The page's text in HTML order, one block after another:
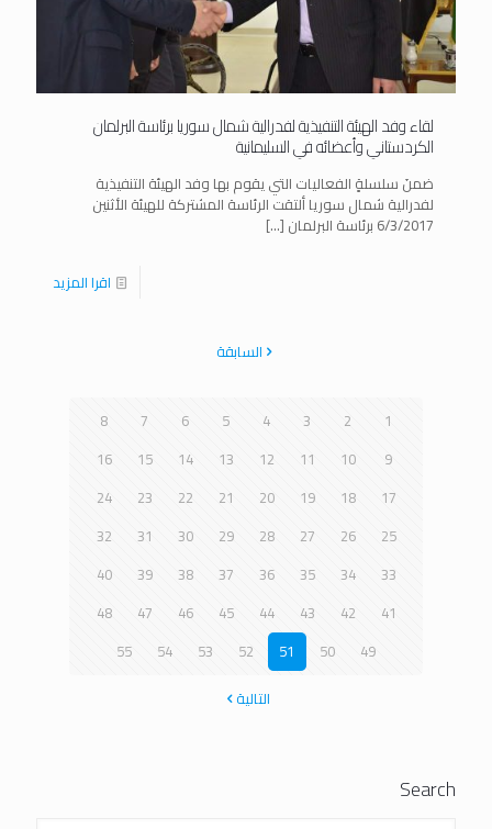
لقاء وفد الهيئة التنفيذية لفدرالية شمال سوريا برئاسة البرلمان
الكردستاني وأعضائه في السليمانية
ضمنَ سلسلةٍ الفعاليات التي يقوم بها وفد الهيئة التنفيذية
لفدرالية شمال سوريا ألتقت الرئاسة المشتركة للهيئة الأثنين
6/3/2017 برئاسة البرلمان […]
اقرا المزيد
السابقة
1
2
3
4
5
6
7
8
9
10
11
12
13
14
15
16
17
18
19
20
21
22
23
24
25
26
27
28
29
30
31
32
33
34
35
36
37
38
39
40
41
42
43
44
45
46
47
48
49
50
51
52
53
54
55
التالية
Search